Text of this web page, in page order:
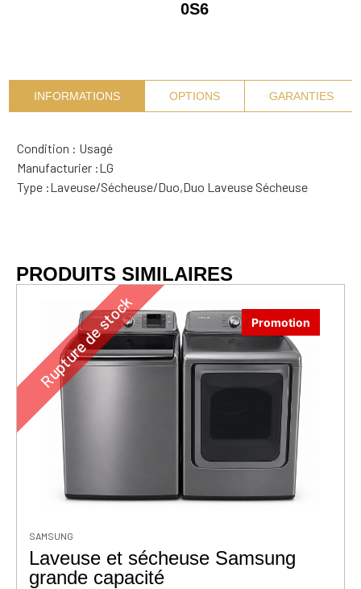
0S6
INFORMATIONS OPTIONS GARANTIES
Condition : Usagé
Manufacturier :LG
Type :Laveuse/Sécheuse/Duo,Duo Laveuse Sécheuse
PRODUITS SIMILAIRES
Rupture de stock Promotion
SAMSUNG
Laveuse et sécheuse Samsung
grande capacité